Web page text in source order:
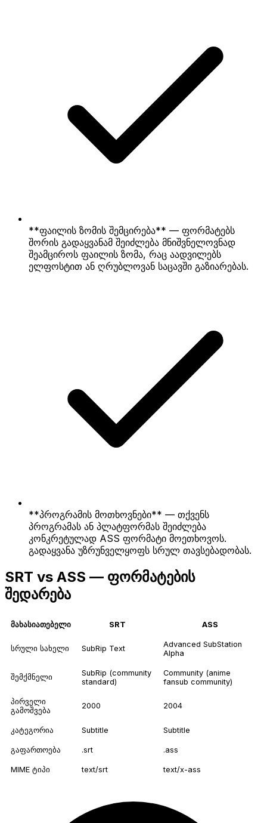
**ფაილის ზომის შემცირება** — ფორმატებს
შორის გადაყვანამ შეიძლება მნიშვნელოვნად
შეამციროს ფაილის ზომა, რაც აადვილებს
ელფოსტით ან ღრუბლოვან საცავში გაზიარებას.
**პროგრამის მოთხოვნები** — თქვენს
პროგრამას ან პლატფორმას შეიძლება
კონკრეტულად ASS ფორმატი მოეთხოვოს.
გადაყვანა უზრუნველყოფს სრულ თავსებადობას.
SRT vs ASS — ფორმატების
შედარება
მახასიათებელი SRT ASS
სრული სახელი SubRip Text
Advanced SubStation
Alpha
შემქმნელი
SubRip (community
standard)
Community (anime
fansub community)
პირველი
გამოშვება
2000 2004
კატეგორია Subtitle Subtitle
გაფართოება .srt .ass
MIME ტიპი text/srt text/x-ass